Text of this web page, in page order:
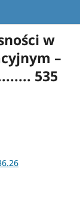
w
–
535